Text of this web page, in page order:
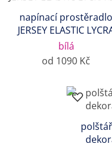
napínací prostěradlo
JERSEY ELASTIC
bílá
od 1090 Kč